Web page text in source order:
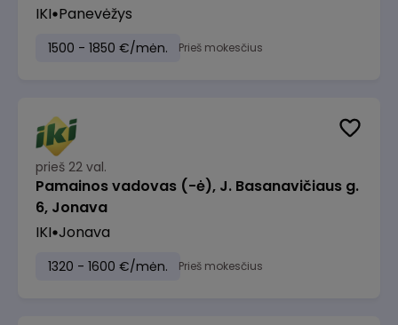
IKI Panevėžys
1500 - 1850 €/mėn. Prieš mokesčius
prieš 22 val.
Pamainos vadovas (-ė), J. Basanavičiaus g.
6, Jonava
IKI Jonava
1320 - 1600 €/mėn. Prieš mokesčius